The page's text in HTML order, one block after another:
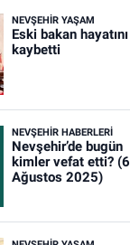
NEVŞEHIR YAŞAM
Eski bakan hayatını
kaybetti
NEVŞEHIR HABERLERI
Nevşehir’de bugün
kimler vefat etti? (6
Ağustos 2025)